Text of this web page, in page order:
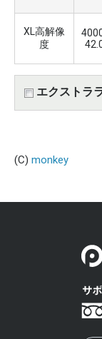
XL高解像
度
エクストラ
(C) monkey